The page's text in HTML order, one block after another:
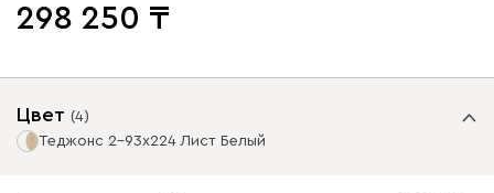
298 250
Цвет (4)
Теджонс 2-93x224 Лист Белый